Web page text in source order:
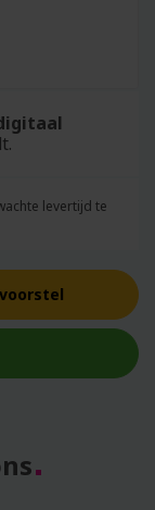
levertijd te